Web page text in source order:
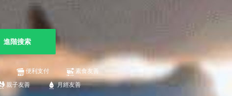
進階搜索
便利支付
素食友善
親子友善 月經友善